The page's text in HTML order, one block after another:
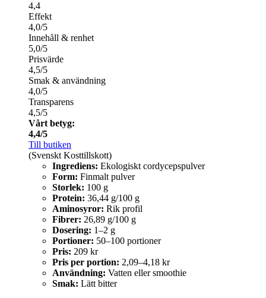
4,4
Effekt
4,0/5
Innehåll & renhet
5,0/5
Prisvärde
4,5/5
Smak & användning
4,0/5
Transparens
4,5/5
Vårt betyg:
4,4/5
Till butiken
(Svenskt Kosttillskott)
Ingrediens: Ekologiskt cordycepspulver
Form: Finmalt pulver
Storlek: 100 g
Protein: 36,44 g/100 g
Aminosyror: Rik profil
Fibrer: 26,89 g/100 g
Dosering: 1–2 g
Portioner: 50–100 portioner
Pris: 209 kr
Pris per portion: 2,09–4,18 kr
Användning: Vatten eller smoothie
Smak: Lätt bitter